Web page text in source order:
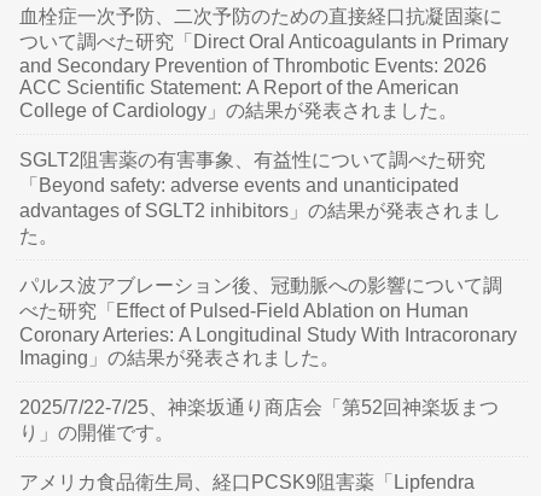
血栓症一次予防、二次予防のための直接経口抗凝固薬に
ついて調べた研究「Direct Oral Anticoagulants in Primary
and Secondary Prevention of Thrombotic Events: 2026
ACC Scientific Statement: A Report of the American
College of Cardiology」の結果が発表されました。
SGLT2阻害薬の有害事象、有益性について調べた研究
「Beyond safety: adverse events and unanticipated
advantages of SGLT2 inhibitors」の結果が発表されまし
た。
パルス波アブレーション後、冠動脈への影響について調
べた研究「Effect of Pulsed-Field Ablation on Human
Coronary Arteries: A Longitudinal Study With Intracoronary
Imaging」の結果が発表されました。
2025/7/22-7/25、神楽坂通り商店会「第52回神楽坂まつ
り」の開催です。
アメリカ食品衛生局、経口PCSK9阻害薬「Lipfendra